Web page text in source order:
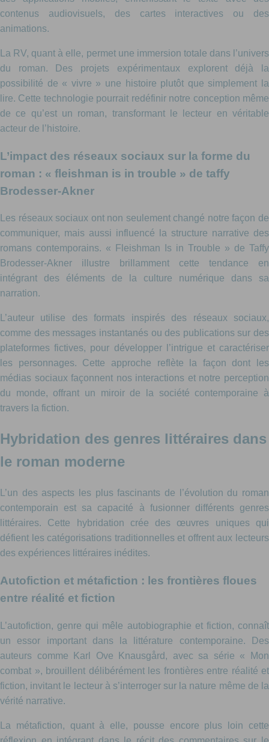
contenus audiovisuels, des cartes interactives ou des
animations.
La RV, quant à elle, permet une immersion totale dans l’univers
du roman. Des projets expérimentaux explorent déjà la
possibilité de « vivre » une histoire plutôt que simplement la
lire. Cette technologie pourrait redéfinir notre conception même
de ce qu’est un roman, transformant le lecteur en véritable
acteur de l’histoire.
L’impact des réseaux sociaux sur la forme du
roman : « fleishman is in trouble » de taffy
Brodesser-Akner
Les réseaux sociaux ont non seulement changé notre façon de
communiquer, mais aussi influencé la structure narrative des
romans contemporains. « Fleishman Is in Trouble » de Taffy
Brodesser-Akner illustre brillamment cette tendance en
intégrant des éléments de la culture numérique dans sa
narration.
L’auteur utilise des formats inspirés des réseaux sociaux,
comme des messages instantanés ou des publications sur des
plateformes fictives, pour développer l’intrigue et caractériser
les personnages. Cette approche reflète la façon dont les
médias sociaux façonnent nos interactions et notre perception
du monde, offrant un miroir de la société contemporaine à
travers la fiction.
Hybridation des genres littéraires dans
le roman moderne
L’un des aspects les plus fascinants de l’évolution du roman
contemporain est sa capacité à fusionner différents genres
littéraires. Cette hybridation crée des œuvres uniques qui
défient les catégorisations traditionnelles et offrent aux lecteurs
des expériences littéraires inédites.
Autofiction et métafiction : les frontières floues
entre réalité et fiction
L’autofiction, genre qui mêle autobiographie et fiction, connaît
un essor important dans la littérature contemporaine. Des
auteurs comme Karl Ove Knausgård, avec sa série « Mon
combat », brouillent délibérément les frontières entre réalité et
fiction, invitant le lecteur à s’interroger sur la nature même de la
vérité narrative.
La métafiction, quant à elle, pousse encore plus loin cette